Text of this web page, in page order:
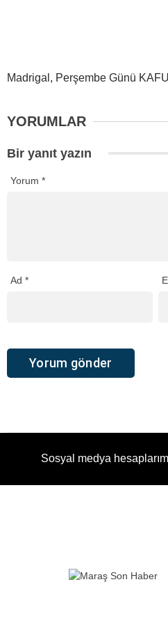
Madrigal, Perşembe Günü
YORUMLAR
Bir yanıt yazın
Yorum *
Ad *
Sosyal medya